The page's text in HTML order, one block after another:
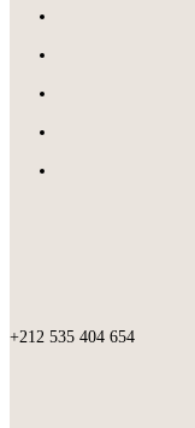
+212 535 404 654